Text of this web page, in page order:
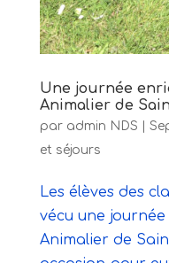
Une journée
Animalier de
par admin NDS
et séjours
Les élèves des
vécu une
Animalier de